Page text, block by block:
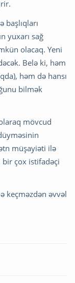
yuxarı sağ
olacaq. Yeni
Belə ki, həm
həm də hansı
bilmək
mövcud
müşayiəti ilə
bir çox istifadəçi
keçməzdən əvvəl